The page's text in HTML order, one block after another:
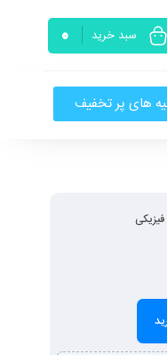
سبد خرید 0
های پر تخفیف